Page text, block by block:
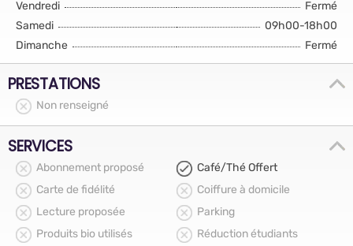
Vendredi
Fermé
Samedi
09h00-18h00
Dimanche
Fermé
PRESTATIONS
Non renseigné
SERVICES
Abonnement proposé
Café/Thé Offert
Carte de fidélité
Coiffure à domicile
Lecture proposée
Parking
Produits bio utilisés
Réduction étudiants